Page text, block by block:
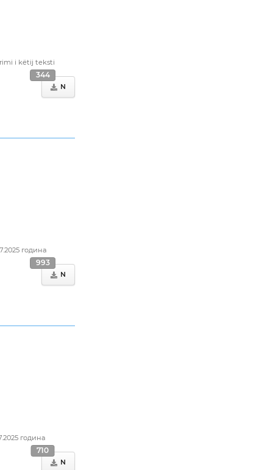
i këtij teksti
N
344
година
N
993
година
N
710